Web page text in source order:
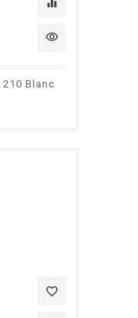
visibility
210 Blanc
favorite_border